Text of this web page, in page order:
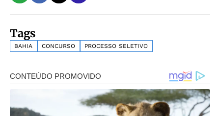
Tags
BAHIA CONCURSO PROCESSO SELETIVO